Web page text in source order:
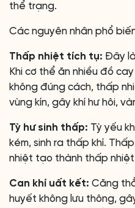
thể trạng.
Các nguyên nhân phổ
Thấp nhiệt tích tụ: Đây
Khi cơ thể ăn nhiều đồ
không đúng cách, thấp
vùng kín, gây khí hư hôi,
Tỳ hư sinh thấp: Tỳ yếu
kém, sinh ra thấp khí.
nhiệt tạo thành thấp
Can khí uất kết: Căng
huyết không lưu thông,